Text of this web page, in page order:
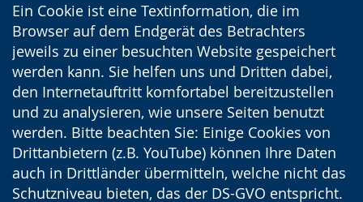
Ein Cookie ist eine Textinformation, die im
Browser auf dem Endgerät des Betrachters
jeweils zu einer besuchten Website gespeichert
werden kann. Sie helfen uns und Dritten dabei,
den Internetauftritt komfortabel bereitzustellen
und zu analysieren, wie unsere Seiten benutzt
werden. Bitte beachten Sie: Einige Cookies von
Drittanbietern (z.B. YouTube) können Ihre Daten
auch in Drittländer übermitteln, welche nicht das
Schutzniveau bieten, das der DS-GVO entspricht.